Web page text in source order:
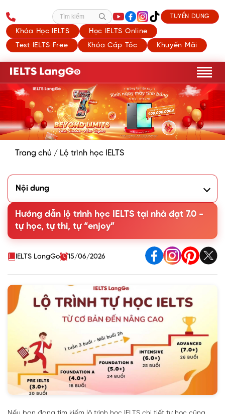
Khóa Học IELTS
Học IELTS Online
Test IELTS Free
Khóa Cấp Tốc Khuyến Mãi
Tìm kiếm TUYỂN DỤNG
Trang chủ / Lộ trình học IELTS
Nội dung
học tập
1. Đánh giá trình độ tiếng Anh hiện tại
3. Thiết lập động lực và kỷ luật học tập
II. Giai đoạn 2: Xây dựng nền tảng tiếng Anh trước
III. Giai đoạn 3: Luyện đề từng kỹ năng và thi thử như thật
IV. Giai đoạn 4: Ôn tập và tăng lường tự luyện đề IELTS
VI. Các câu hỏi thường gặp về việc tự học IELTS
Hướng dẫn lộ trình học IELTS tại nhà đạt 7.0 -
tự học, tự thi, tự “enjoy”
IELTS LangGo 15/06/2026